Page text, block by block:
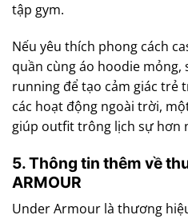
tập gym.
Nếu yêu thích phong cách
quần cùng áo hoodie mỏng,
running để tạo cảm giác trẻ
các hoạt động ngoài trời,
giúp outfit trông lịch sự hơn
5. Thông tin thêm về
ARMOUR
Under Armour là thương